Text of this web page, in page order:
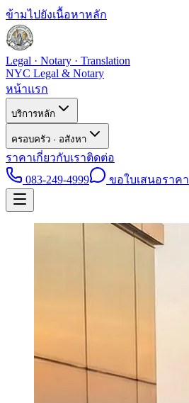
ข้ามไปยังเนื้อหาหลัก
Legal · Notary · Translation
NYC Legal & Notary
หน้าแรก
บริการหลัก
ครอบครัว · อสังหา
ราคาเกี่ยวกับเราติดต่อ
083-249-4999
ขอใบเสนอราคา